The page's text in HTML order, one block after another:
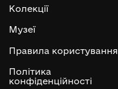
Колекції
Музеї
Правила користування
Політика
конфіденційності